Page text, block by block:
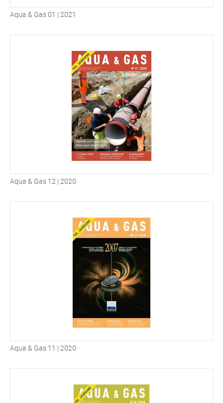
Aqua & Gas 01 | 2021
Aqua & Gas 12 | 2020
Aqua & Gas 11 | 2020